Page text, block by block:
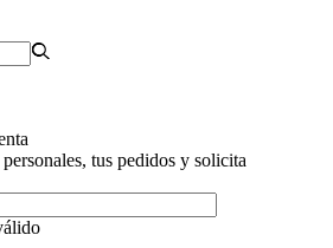
tus pedidos y solicita